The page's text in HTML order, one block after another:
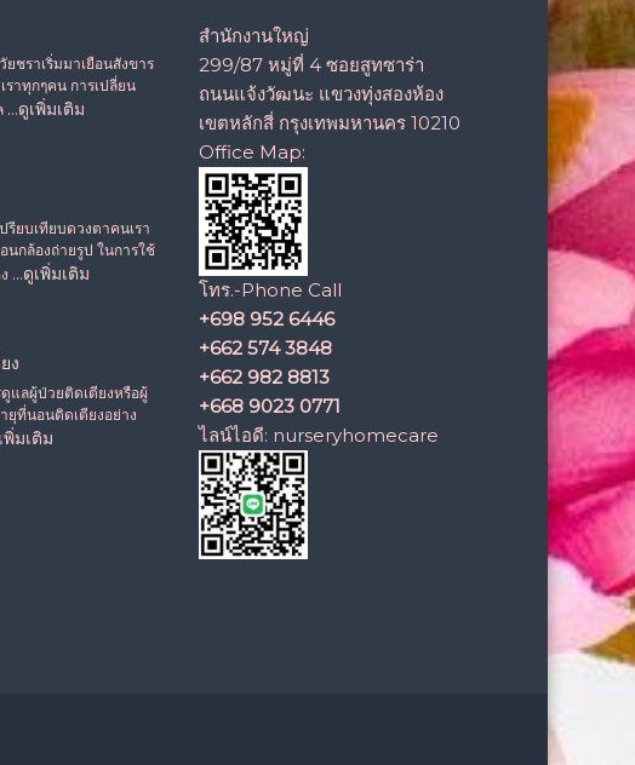
ยชราเริ่มมาเยือนสังขาร
ราทุกๆคน การเปลี่ยน
…ดูเพิ่มเติม
รียบเทียบดวงตาคนเรา
นกล้องถ่ายรูป ในการใช้
…ดูเพิ่มเติม
ง
แลผู้ป่วยติดเตียงหรือผู้
ยุที่นอนติดเตียงอย่าง
พิ่มเติม
สำนักงานใหญ่
299/87 หมู่ที่ 4 ซอยสูทซาร่า
ถนนแจ้งวัฒนะ แขวงทุ่งสองห้อง
เขตหลักสี่ กรุงเทพมหานคร 10210
Office Map:
โทร.-Phone Call
+698 952 6446
+662 574 3848
+662 982 8813
+668 9023 0771
ไลน์ไอดี: nurseryhomecare